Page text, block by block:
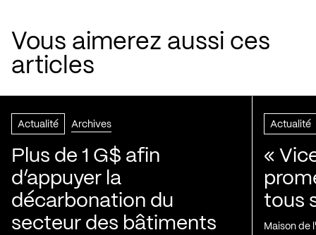
Vous aimerez aussi ces
articles
Actualité Archives
Plus de 1 G$ afin
d’appuyer la
décarbonation du
secteur des bâtiments
Actualité
«
tous
Maison de